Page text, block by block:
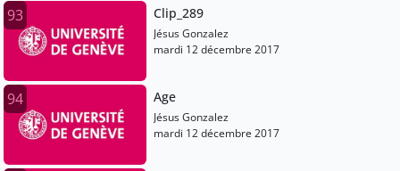
93 Clip_289
Jésus Gonzalez
mardi 12 décembre 2017
94 Age
Jésus Gonzalez
mardi 12 décembre 2017